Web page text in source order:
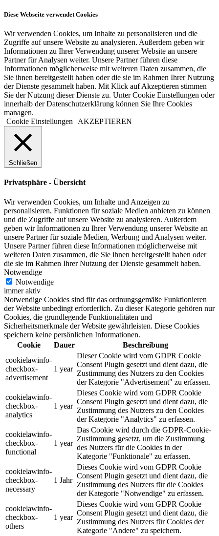
Diese Webseite verwendet Cookies
Wir verwenden Cookies, um Inhalte zu personalisieren und die
Zugriffe auf unsere Website zu analysieren. Außerdem geben wir
Informationen zu Ihrer Verwendung unserer Website an unsere
Partner für Analysen weiter. Unsere Partner führen diese
Informationen möglicherweise mit weiteren Daten zusammen, die
Sie ihnen bereitgestellt haben oder die sie im Rahmen Ihrer Nutzung
der Dienste gesammelt haben. Mit Klick auf Akzeptieren stimmen
Sie der Nutzung dieser Dienste zu. Unter Cookie Einstellungen oder
innerhalb der Datenschutzerklärung können Sie Ihre Cookies
managen.
Cookie Einstellungen
AKZEPTIEREN
Schließen
Privatsphäre - Übersicht
Wir verwenden Cookies, um Inhalte und Anzeigen zu
personalisieren, Funktionen für soziale Medien anbieten zu können
und die Zugriffe auf unsere Website zu analysieren. Außerdem
geben wir Informationen zu Ihrer Verwendung unserer Website an
unsere Partner für soziale Medien, Werbung und Analysen weiter.
Unsere Partner führen diese Informationen möglicherweise mit
weiteren Daten zusammen, die Sie ihnen bereitgestellt haben oder
die sie im Rahmen Ihrer Nutzung der Dienste gesammelt haben.
Notwendige
Notwendige
immer aktiv
Notwendige Cookies sind für das ordnungsgemäße Funktionieren
der Website unbedingt erforderlich. Zu dieser Kategorie gehören nur
Cookies, die grundlegende Funktionalitäten und
Sicherheitsmerkmale der Website gewährleisten. Diese Cookies
speichern keine persönlichen Informationen.
Cookie
Dauer
Beschreibung
cookielawinfo-
checkbox-
advertisement
1 year
Dieser Cookie wird vom GDPR Cookie
Consent Plugin gesetzt und dient dazu, die
Zustimmung des Nutzers zu den Cookies
der Kategorie "Advertisement" zu erfassen.
cookielawinfo-
checkbox-
analytics
1 year
Dieses Cookie wird vom GDPR Cookie
Consent Plugin gesetzt und dient dazu, die
Zustimmung des Nutzers zu den Cookies
der Kategorie "Analytics" zu erfassen.
cookielawinfo-
checkbox-
functional
1 year
Das Cookie wird durch die GDPR-Cookie-
Zustimmung gesetzt, um die Zustimmung
des Nutzers für die Cookies in der
Kategorie "Funktionale" zu erfassen.
cookielawinfo-
checkbox-
necessary
1 Jahr
Dieses Cookie wird vom GDPR Cookie
Consent Plugin gesetzt und dient dazu, die
Zustimmung des Nutzers für die Cookies
der Kategorie "Notwendige" zu erfassen.
cookielawinfo-
checkbox-
others
1 year
Dieses Cookie wird vom GDPR Cookie
Consent Plugin gesetzt und dient dazu, die
Zustimmung des Nutzers für Cookies der
Kategorie "Andere" zu speichern.